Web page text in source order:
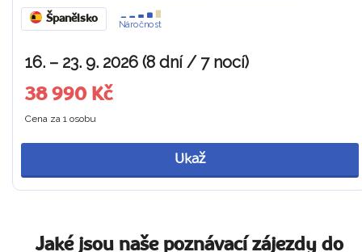
Španělsko
Náročnost
16. – 23. 9. 2026 (8 dní / 7 nocí)
38 990 Kč
Cena za 1 osobu
Ukaž
Jaké jsou naše poznávací zájezdy do